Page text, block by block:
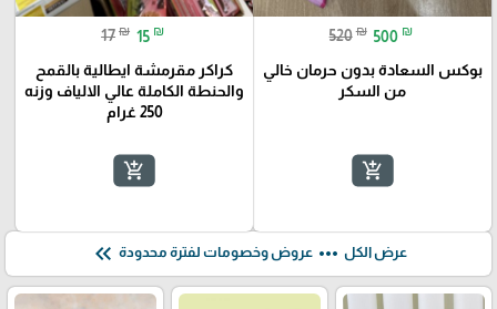
520 ₪ 500 ₪
بوكس السعادة بدون حرمان خالي
من السكر
add_shopping_cart
17 ₪ 15 ₪
كراكر مقرمشة ايطالية بالقمح
والحنطة الكاملة عالي الالياف وزنه
250 غرام
add_shopping_cart
عرض الكل more_horiz عروض وخصومات لفترة محدودة keyboard_double_arrow_left